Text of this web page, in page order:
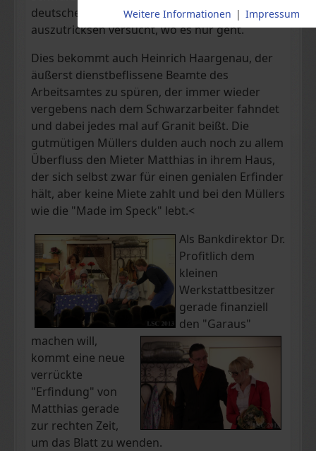
deutschen Bürokratie im Clinch steht und sie
auszutricksen versucht, wo es nur geht.
Dies bekommt auch Heinrich Haargenau, der
äußerst dienstbeflissene Beamte des
Arbeitsamtes zu spüren, der immer wieder
vergebens nach dem Schwarzarbeiter fahndet
und dabei jedes mal auf Granit beißt. Die
gutmütigen Müllers dulden auch noch zu allem
Überfluss den Mieter Matthias in ihrem Haus,
der sich selbst zwar für einen genialen Erfinder
hält, aber keine Miete zahlt und bei den Müllers
wie die "Made im Speck" lebt.<
Als Bankdirektor Dr.
Profitlich dem
kleinen
Werkstattbesitzer
gerade finanziell
den "Garaus"
machen will,
kommt eine neue
verrückte
"Erfindung" von
Matthias gerade
zur rechten Zeit,
um das Blatt zu wenden.
Weitere Informationen | Impressum